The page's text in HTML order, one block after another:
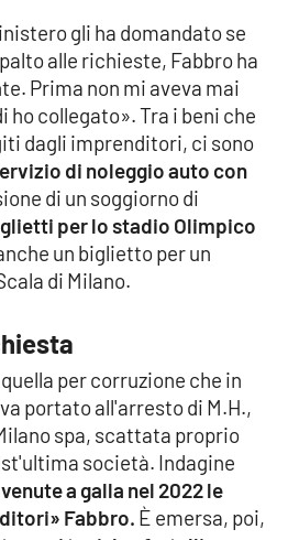
gli ha domandato se
alle richieste, Fabbro ha
Prima non mi aveva mai
collegato». Tra i beni che
dagli imprenditori, ci sono
di noleggio auto con
di un soggiorno di
per lo stadio Olimpico
un biglietto per un
di Milano.
per corruzione che in
portato all'arresto di M.H.,
spa, scattata proprio
società. Indagine
a galla nel 2022 le
Fabbro. È emersa, poi,